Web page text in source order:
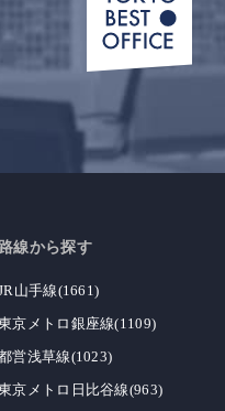
路線から探す
山手線(1661)
京メトロ銀座線(1109)
営浅草線(1023)
京メトロ日比谷線(963)